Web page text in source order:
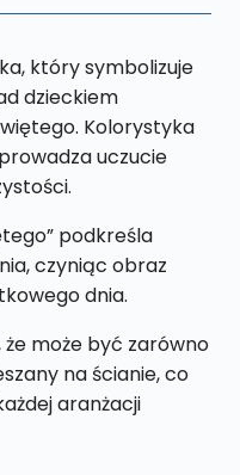
który symbolizuje
dzieckiem
Kolorystyka
uczucie
podkreśla
czyniąc obraz
dnia.
może być zarówno
na ścianie, co
aranżacji